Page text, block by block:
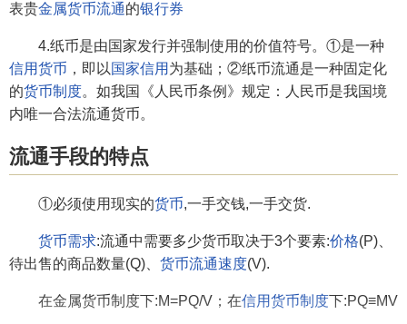
表贵金属货币流通的银行券
4.纸币是由国家发行并强制使用的价值符号。①是一种
信用货币 ，即以 国家信用 为基础；②纸币流通是一种固定化
的货币制度。如我国《人民币条例》规定：人民币是我国境
内唯一合法流通货币。
流通手段的特点
①必须使用现实的货币,一手交钱,一手交货.
货币需求:流通中需要多少货币取决于3个要素:价格(P)、
待出售的商品数量(Q)、 货币流通速度(V).
在金属货币制度下:M=PQ/V；在信用货币制度下:PQ≡MV